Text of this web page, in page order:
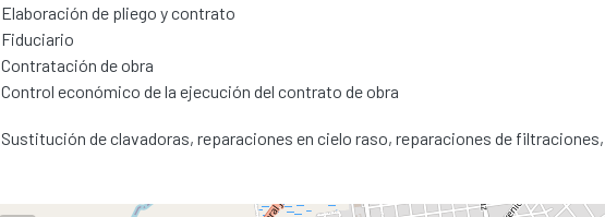
Elaboración de pliego y contrato
Fiduciario
Contratación de obra
Control económico de la ejecución del contrato de obra
Sustitución de clavadoras, reparaciones en cielo raso, reparaciones de